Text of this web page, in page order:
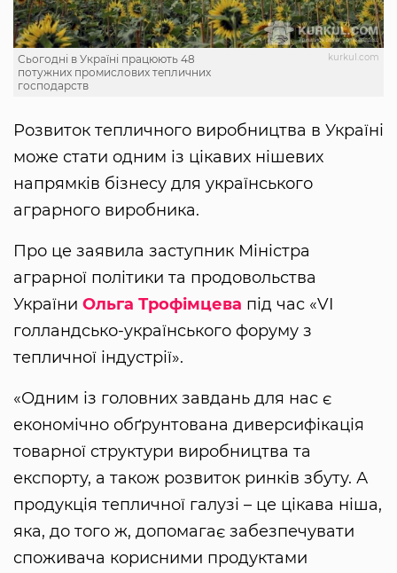
kurkul.com
Сьогодні в Україні працюють 48
потужних промислових тепличних
господарств
Розвиток тепличного виробництва в Україні
може стати одним із цікавих нішевих
напрямків бізнесу для українського
аграрного виробника.
Про це заявила заступник Міністра
аграрної політики та продовольства
України Ольга Трофімцева під час «VI
голландсько-українського форуму з
тепличної індустрії».
«Одним із головних завдань для нас є
економічно обґрунтована диверсифікація
товарної структури виробництва та
експорту, а також розвиток ринків збуту. А
продукція тепличної галузі – це цікава ніша,
яка, до того ж, допомагає забезпечувати
споживача корисними продуктами